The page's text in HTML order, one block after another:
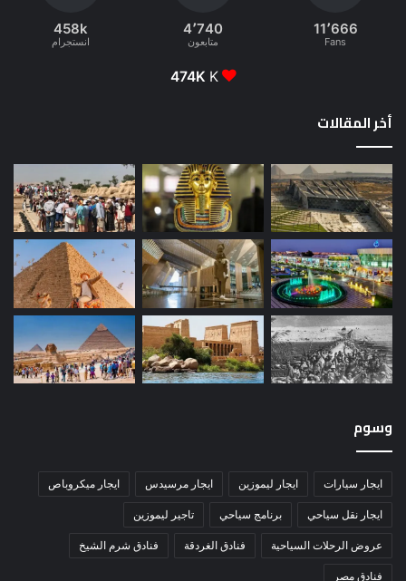
11٬666
Fans
4٬740
متابعون
458k
انستجرام
474K K
أخر المقالات
وسوم
ايجار سيارات ايجار ليموزين ايجار مرسيدس ايجار ميكروباص
ايجار نقل سياحي برنامج سياحي تاجير ليموزين
عروض الرحلات السياحية فنادق الغردقة فنادق شرم الشيخ
فنادق مصر